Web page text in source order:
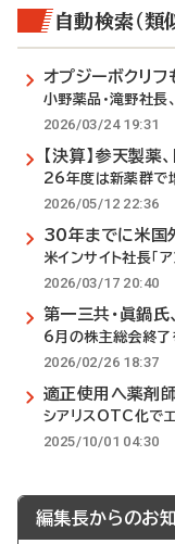
自動検索（類
オプジーボクリフ
小野薬品・滝野社長
2026/03/24 19:31
【決算】参天製薬
26年度は新薬群で
2026/05/12 22:36
30年までに米国
米インサイト社長「
2026/03/17 20:40
第一三共・眞鍋
6月の株主総会終了
2026/02/26 18:37
適正使用へ薬剤
シアリスOTC化で
2025/10/01 04:30
編集長からのお